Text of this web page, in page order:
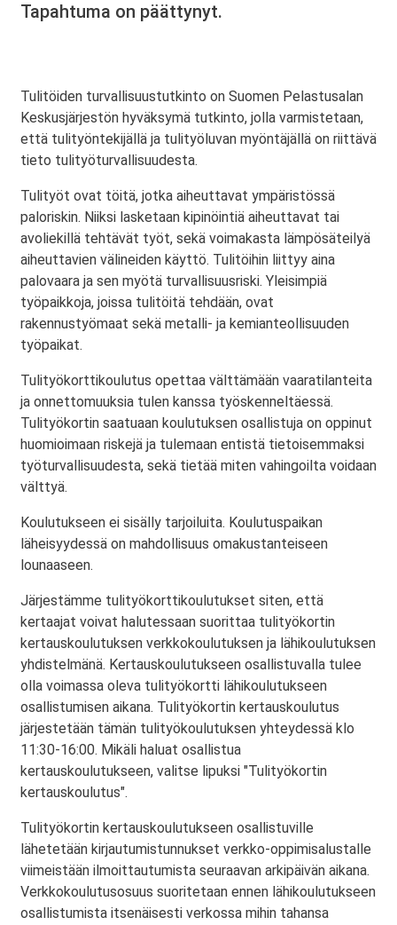
Tapahtuma on päättynyt.
Tulitöiden turvallisuustutkinto on Suomen Pelastusalan
Keskusjärjestön hyväksymä tutkinto, jolla varmistetaan,
että tulityöntekijällä ja tulityöluvan myöntäjällä on riittävä
tieto tulityöturvallisuudesta.
Tulityöt ovat töitä, jotka aiheuttavat ympäristössä
paloriskin. Niiksi lasketaan kipinöintiä aiheuttavat tai
avoliekillä tehtävät työt, sekä voimakasta lämpösäteilyä
aiheuttavien välineiden käyttö. Tulitöihin liittyy aina
palovaara ja sen myötä turvallisuusriski. Yleisimpiä
työpaikkoja, joissa tulitöitä tehdään, ovat
rakennustyömaat sekä metalli- ja kemianteollisuuden
työpaikat.
Tulityökorttikoulutus opettaa välttämään vaaratilanteita
ja onnettomuuksia tulen kanssa työskenneltäessä.
Tulityökortin saatuaan koulutuksen osallistuja on oppinut
huomioimaan riskejä ja tulemaan entistä tietoisemmaksi
työturvallisuudesta, sekä tietää miten vahingoilta voidaan
välttyä.
Koulutukseen ei sisälly tarjoiluita. Koulutuspaikan
läheisyydessä on mahdollisuus omakustanteiseen
lounaaseen.
Järjestämme tulityökorttikoulutukset siten, että
kertaajat voivat halutessaan suorittaa tulityökortin
kertauskoulutuksen verkkokoulutuksen ja lähikoulutuksen
yhdistelmänä. Kertauskoulutukseen osallistuvalla tulee
olla voimassa oleva tulityökortti lähikoulutukseen
osallistumisen aikana. Tulityökortin kertauskoulutus
järjestetään tämän tulityökoulutuksen yhteydessä klo
11:30-16:00. Mikäli haluat osallistua
kertauskoulutukseen, valitse lipuksi "Tulityökortin
kertauskoulutus".
Tulityökortin kertauskoulutukseen osallistuville
lähetetään kirjautumistunnukset verkko-oppimisalustalle
viimeistään ilmoittautumista seuraavan arkipäivän aikana.
Verkkokoulutusosuus suoritetaan ennen lähikoulutukseen
osallistumista itsenäisesti verkossa mihin tahansa